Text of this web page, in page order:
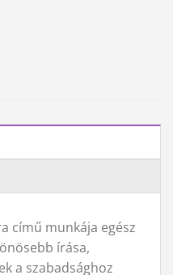
című munkája egész
írása,
a szabadsághoz